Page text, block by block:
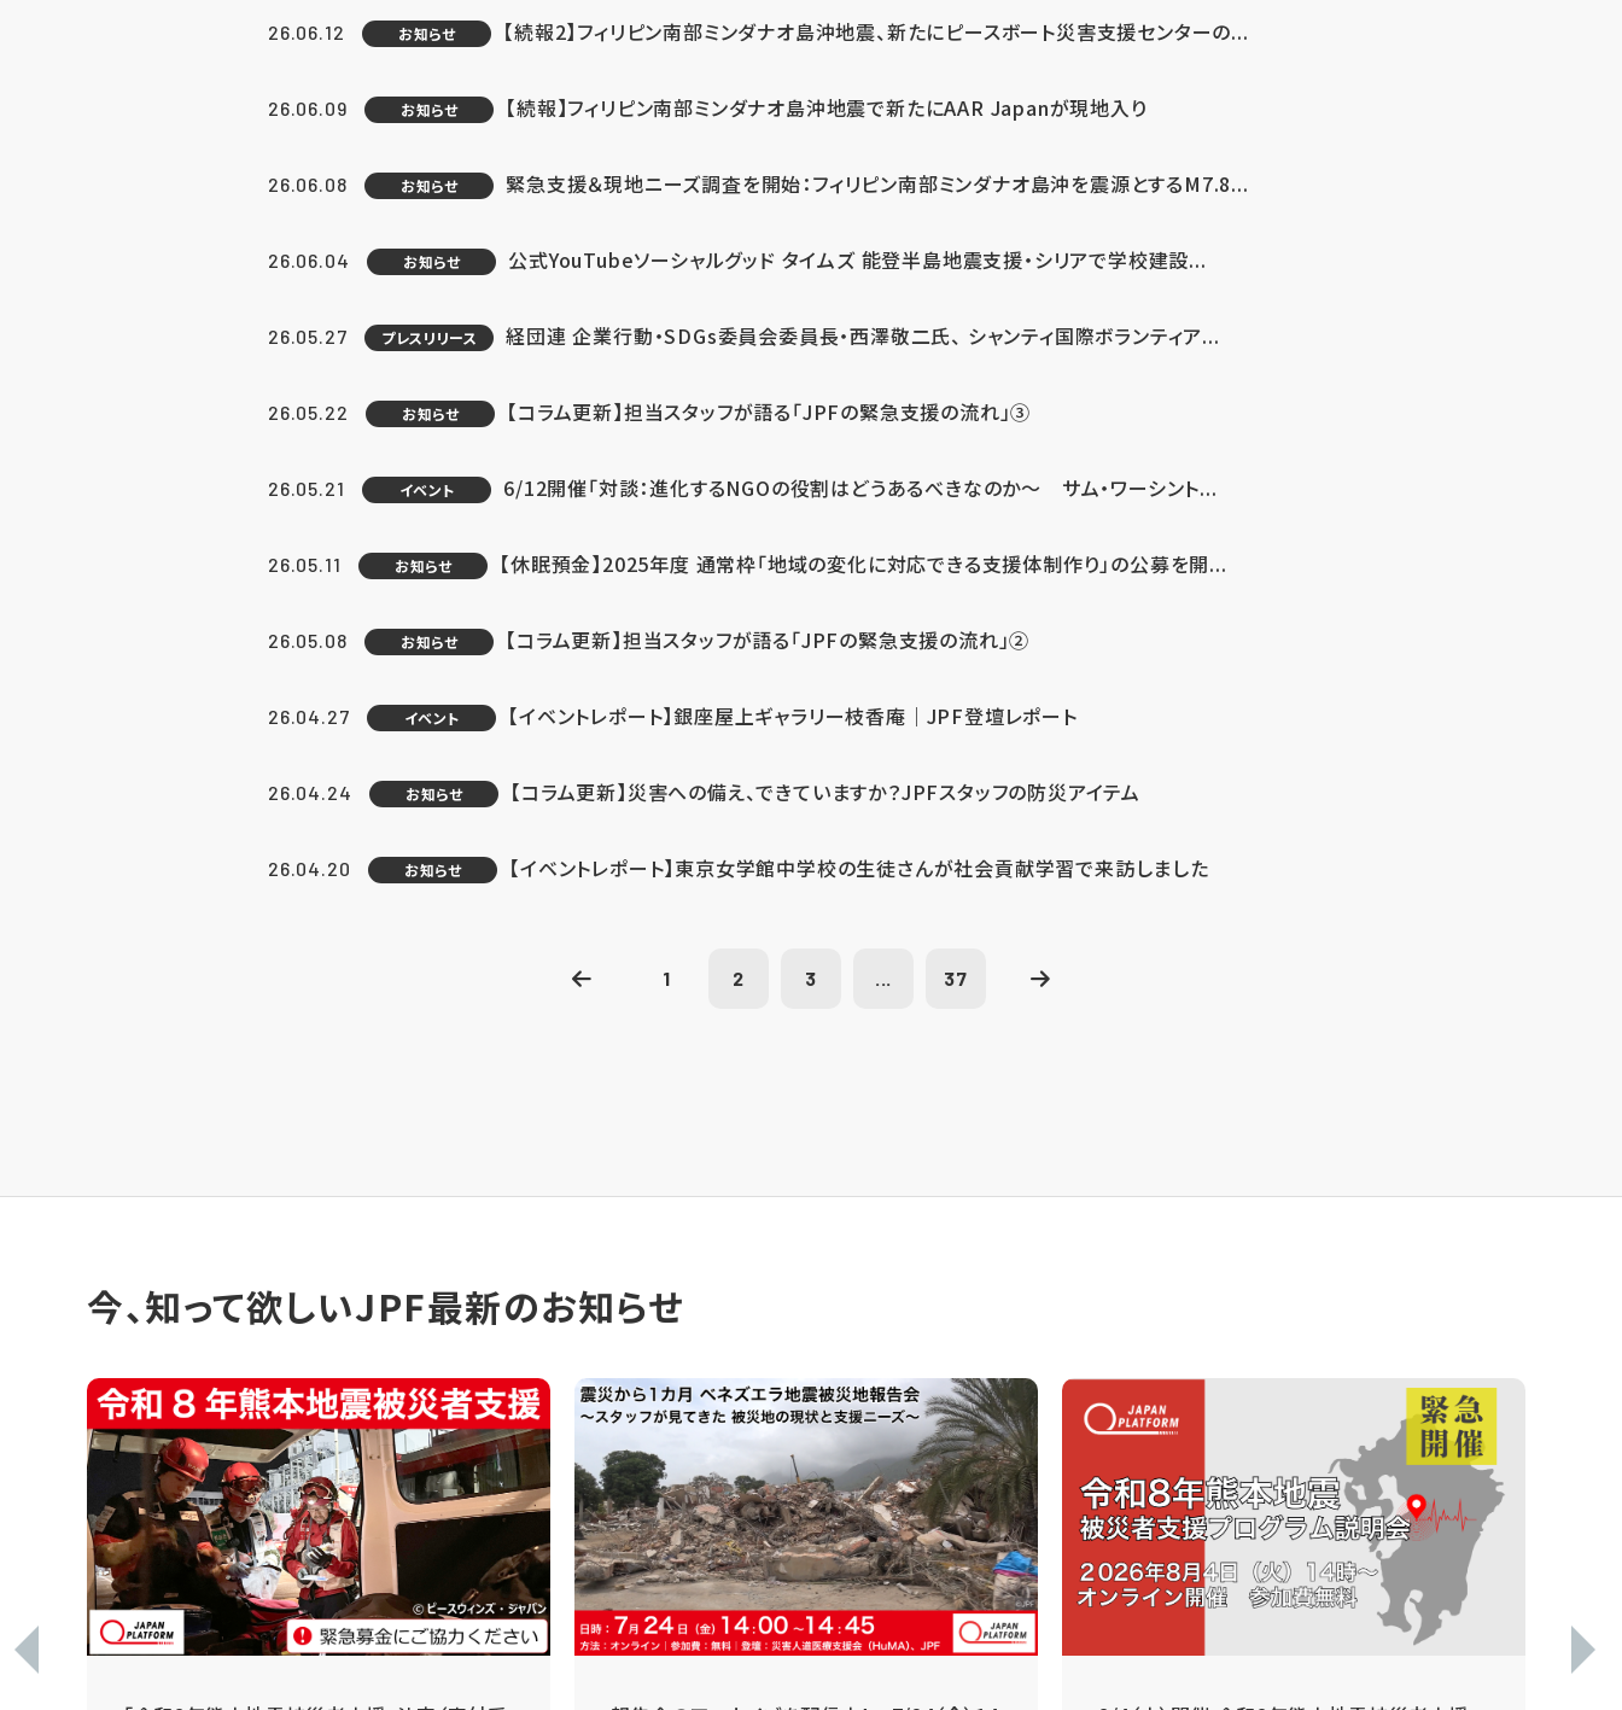
26.06.12 お知らせ 【続報2】フィリピン南部ミンダナオ島沖地震、新たにピースボート災害支援センターの...
26.06.09 お知らせ 【続報】フィリピン南部ミンダナオ島沖地震で新たにAAR Japanが現地入り
26.06.08 お知らせ 緊急支援＆現地ニーズ調査を開始：フィリピン南部ミンダナオ島沖を震源とするM7.8...
26.06.04 お知らせ 公式YouTubeソーシャルグッド タイムズ 能登半島地震支援・シリアで学校建設...
26.05.27 プレスリリース 経団連 企業行動・SDGs委員会委員長・西澤敬二氏、 シャンティ国際ボランティア...
26.05.22 お知らせ 【コラム更新】担当スタッフが語る「JPFの緊急支援の流れ」③
26.05.21 イベント 6/12開催「対談：進化するNGOの役割はどうあるべきなのか～ サム・ワーシント...
26.05.11 お知らせ 【休眠預金】2025年度 通常枠「地域の変化に対応できる支援体制作り」の公募を開...
26.05.08 お知らせ 【コラム更新】担当スタッフが語る「JPFの緊急支援の流れ」②
26.04.27 イベント 【イベントレポート】銀座屋上ギャラリー枝香庵｜JPF登壇レポート
26.04.24 お知らせ 【コラム更新】災害への備え、できていますか？JPFスタッフの防災アイテム
26.04.20 お知らせ 【イベントレポート】東京女学館中学校の生徒さんが社会貢献学習で来訪しました
1 2 3 ... 37
今、知って欲しいJPF最新のお知らせ